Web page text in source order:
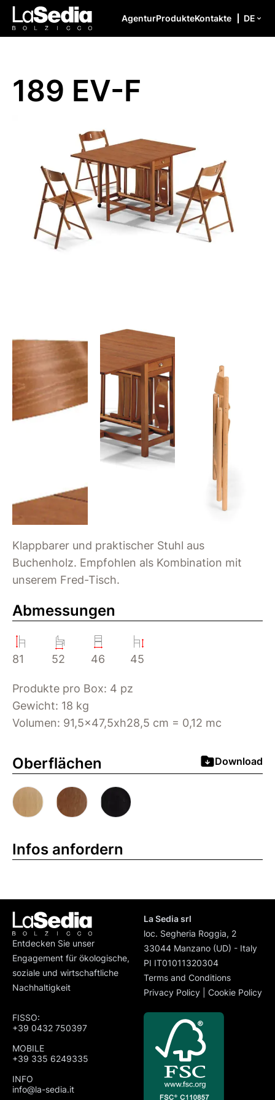
Zum Inhalt springen
AgenturProdukteKontakte DE
189 EV-F
Klappbarer und praktischer Stuhl aus
Buchenholz. Empfohlen als Kombination mit
unserem Fred-Tisch.
Abmessungen
81 52 46 45
Produkte pro Box: 4 pz
Gewicht: 18 kg
Volumen: 91,5x47,5xh28,5 cm = 0,12 mc
Oberflächen Download
Infos anfordern
Entdecken Sie unser
Engagement für ökologische,
soziale und wirtschaftliche
Nachhaltigkeit
La Sedia srl
loc. Segheria Roggia, 2
33044 Manzano (UD) - Italy
PI IT01011320304
Terms and Conditions
Privacy Policy
Cookie Policy
FISSO:
+39 0432 750397
MOBILE
+39 335 6249335
INFO
info@la-sedia.it